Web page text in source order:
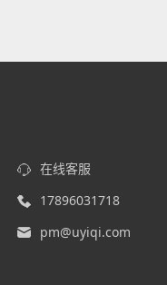
在线客服
17896031718
pm@uyiqi.com